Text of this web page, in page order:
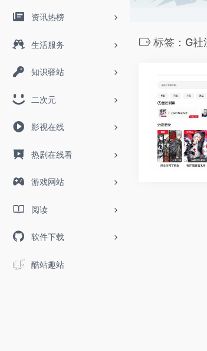
资讯热榜
生活服务
知识驿站
二次元
影视在线
热剧在线看
游戏网站
阅读
软件下载
酷站趣站
标签：G社